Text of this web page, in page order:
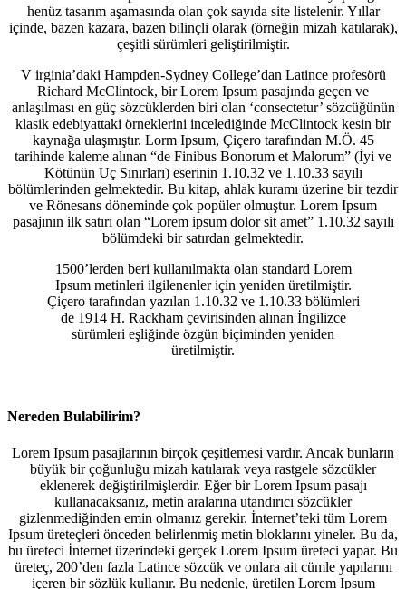
henüz tasarım aşamasında olan çok sayıda site listelenir. Yıllar
içinde, bazen kazara, bazen bilinçli olarak (örneğin mizah katılarak),
çeşitli sürümleri geliştirilmiştir.
V irginia’daki Hampden-Sydney College’dan Latince profesörü
Richard McClintock, bir Lorem Ipsum pasajında geçen ve
anlaşılması en güç sözcüklerden biri olan ‘consectetur’ sözcüğünün
klasik edebiyattaki örneklerini incelediğinde McClintock kesin bir
kaynağa ulaşmıştır. Lorm Ipsum, Çiçero tarafından M.Ö. 45
tarihinde kaleme alınan “de Finibus Bonorum et Malorum” (İyi ve
Kötünün Uç Sınırları) eserinin 1.10.32 ve 1.10.33 sayılı
bölümlerinden gelmektedir. Bu kitap, ahlak kuramı üzerine bir tezdir
ve Rönesans döneminde çok popüler olmuştur. Lorem Ipsum
pasajının ilk satırı olan “Lorem ipsum dolor sit amet” 1.10.32 sayılı
bölümdeki bir satırdan gelmektedir.
1500’lerden beri kullanılmakta olan standard Lorem
Ipsum metinleri ilgilenenler için yeniden üretilmiştir.
Çiçero tarafından yazılan 1.10.32 ve 1.10.33 bölümleri
de 1914 H. Rackham çevirisinden alınan İngilizce
sürümleri eşliğinde özgün biçiminden yeniden
üretilmiştir.
Nereden Bulabilirim?
Lorem Ipsum pasajlarının birçok çeşitlemesi vardır. Ancak bunların
büyük bir çoğunluğu mizah katılarak veya rastgele sözcükler
eklenerek değiştirilmişlerdir. Eğer bir Lorem Ipsum pasajı
kullanacaksanız, metin aralarına utandırıcı sözcükler
gizlenmediğinden emin olmanız gerekir. İnternet’teki tüm Lorem
Ipsum üreteçleri önceden belirlenmiş metin bloklarını yineler. Bu da,
bu üreteci İnternet üzerindeki gerçek Lorem Ipsum üreteci yapar. Bu
üreteç, 200’den fazla Latince sözcük ve onlara ait cümle yapılarını
içeren bir sözlük kullanır. Bu nedenle, üretilen Lorem Ipsum